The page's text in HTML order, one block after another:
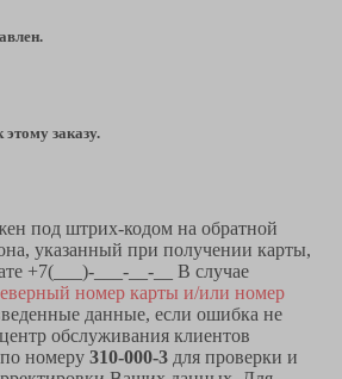
заказу.
под штрих-кодом на обратной
указанный при получении карты,
+7(___)-___-__-__ В случае
номер карты и/или номер
данные, если ошибка не
обслуживания клиентов
номеру 310-000-3 для проверки и